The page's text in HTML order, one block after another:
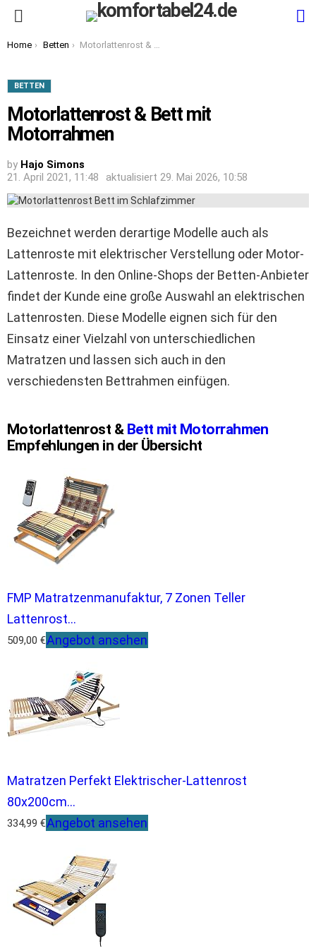
You are here:
Home Betten Motorlattenrost & Bett mit Motorrahmen
BETTEN
Motorlattenrost & Bett mit
Motorrahmen
by Hajo Simons
21. April 2021, 11:48
aktualisiert 29. Mai 2026, 10:58
Bezeichnet werden derartige Modelle auch als
Lattenroste mit elektrischer Verstellung oder Motor-
Lattenroste. In den Online-Shops der Betten-Anbieter
findet der Kunde eine große Auswahl an elektrischen
Lattenrosten. Diese Modelle eignen sich für den
Einsatz einer Vielzahl von unterschiedlichen
Matratzen und lassen sich auch in den
verschiedensten Bettrahmen einfügen.
Motorlattenrost & Bett mit Motorrahmen
Empfehlungen in der Übersicht
FMP Matratzenmanufaktur, 7 Zonen Teller
Lattenrost...
509,00 €Angebot ansehen
Matratzen Perfekt Elektrischer-Lattenrost
80x200cm...
334,99 €Angebot ansehen